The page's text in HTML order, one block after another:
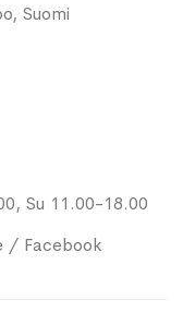
Suomi
Su 11.00-18.00
/ Facebook